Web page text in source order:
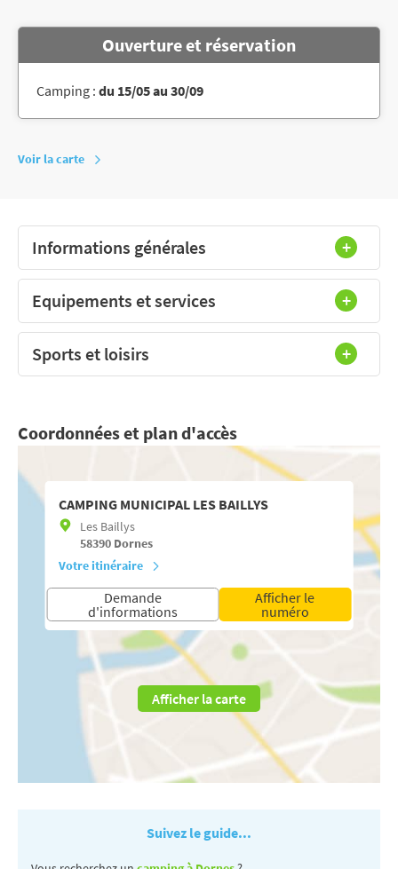
Ouverture et réservation
Camping : du 15/05 au 30/09
Voir la carte
Informations générales
Equipements et services
Sports et loisirs
Coordonnées et plan d'accès
CAMPING MUNICIPAL LES BAILLYS
Les Baillys
58390 Dornes
Votre itinéraire
Demande
d'informations
Afficher le
numéro
Afficher la carte
Suivez le guide...